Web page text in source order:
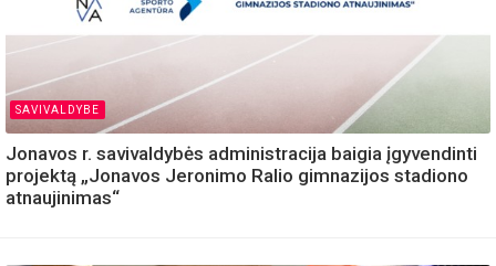
SAVIVALDYBE
Jonavos r. savivaldybės administracija baigia įgyvendinti
projektą „Jonavos Jeronimo Ralio gimnazijos stadiono
atnaujinimas“